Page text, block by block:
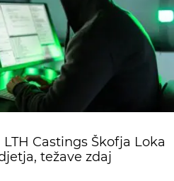
Castings Škofja Loka
težave zdaj